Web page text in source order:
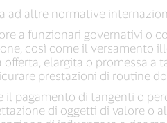
ad altre normative
a funzionari governativi o
così come il versamento
elargita o promessa a
prestazioni di routine
pagamento di tangenti o
di oggetti di valore o